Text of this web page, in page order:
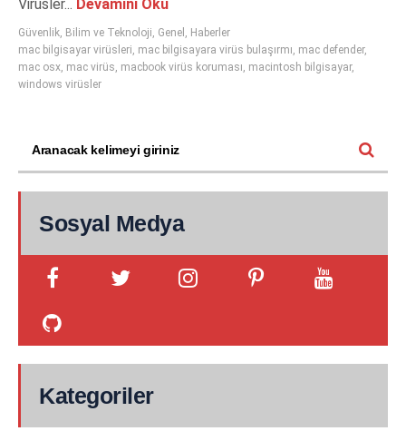
Virüsler... Devamını Oku
Güvenlik, Bilim ve Teknoloji, Genel , Haberler
mac bilgisayar virüsleri, mac bilgisayara virüs bulaşırmı, mac defender,
mac osx, mac virüs, macbook virüs koruması, macintosh bilgisayar,
windows virüsler
Sosyal Medya
Kategoriler